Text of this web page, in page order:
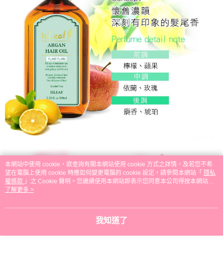
本網站中使用 cookie，欲查詢有關本網站使用 cookie 方式之詳情，及若您不希
望在電腦上使用 cookie 時應如何變更電腦的 cookie 設定，請參閱本網站「 隱私
權條款 」之 Cookie 聲明。您繼續使用本網站即表示您同意本公司得按本網站使
用條款之 Cookie 聲明使用 cookie。
了解更多 >
我知道了